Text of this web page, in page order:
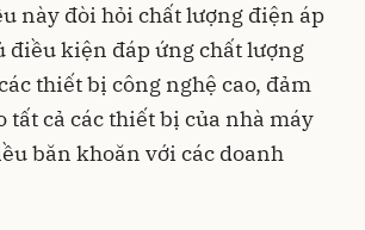
này đòi hỏi chất lượng điện áp
điều kiện đáp ứng chất lượng
thiết bị công nghệ cao, đảm
tất cả các thiết bị của nhà máy
băn khoăn với các doanh